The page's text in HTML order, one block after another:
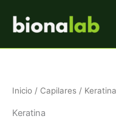
contenido
Inicio / Capilares / Keratina
Keratina